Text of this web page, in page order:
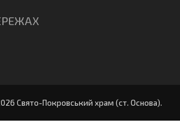
Свято-Покровський храм (ст. Основа).